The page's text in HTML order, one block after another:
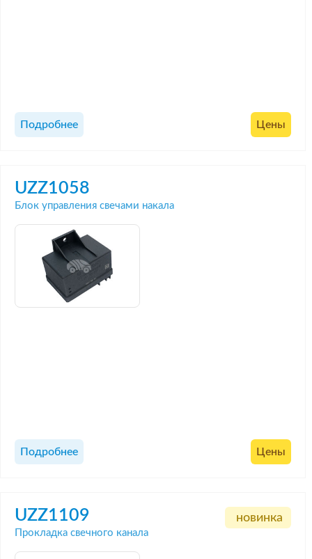
Подробнее Цены
UZZ1058
Блок управления свечами накала
Подробнее Цены
UZZ1109
Прокладка свечного канала
новинка